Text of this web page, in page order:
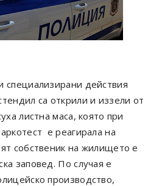
специализирани действия
са открили и иззели от
листна маса, която при
е реагирала на
собственик на жилището е
заповед. По случая е
производство,